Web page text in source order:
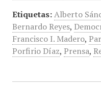
Etiquetas: Alberto
Bernardo Reyes,
Francisco I. Madero,
Porfirio Díaz, Prensa,